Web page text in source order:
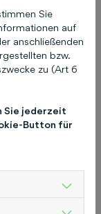
Sie
auf
anschließenden
bzw.
zu (Art 6
Sie jederzeit
Button für